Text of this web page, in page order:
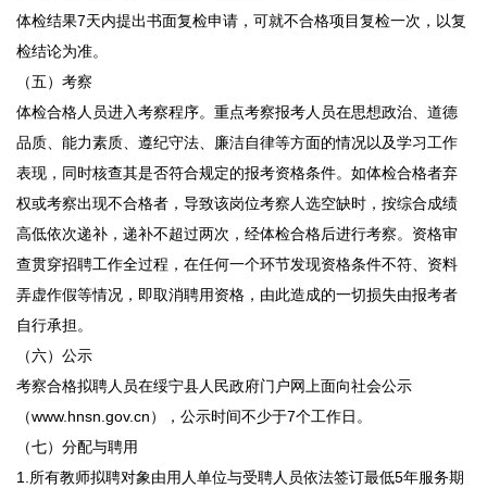
体检结果7天内提出书面复检申请，可就不合格项目复检一次，以复
检结论为准。
（五）考察
体检合格人员进入考察程序。重点考察报考人员在思想政治、道德
品质、能力素质、遵纪守法、廉洁自律等方面的情况以及学习工作
表现，同时核查其是否符合规定的报考资格条件。如体检合格者弃
权或考察出现不合格者，导致该岗位考察人选空缺时，按综合成绩
高低依次递补，递补不超过两次，经体检合格后进行考察。资格审
查贯穿招聘工作全过程，在任何一个环节发现资格条件不符、资料
弄虚作假等情况，即取消聘用资格，由此造成的一切损失由报考者
自行承担。
（六）公示
考察合格拟聘人员在绥宁县人民政府门户网上面向社会公示
（www.hnsn.gov.cn），公示时间不少于7个工作日。
（七）分配与聘用
1.所有教师拟聘对象由用人单位与受聘人员依法签订最低5年服务期